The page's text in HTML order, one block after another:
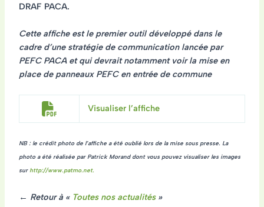
DRAF PACA.
Cette affiche est le premier outil développé dans le
cadre d’une stratégie de communication lancée par
PEFC PACA et qui devrait notamment voir la mise en
place de panneaux PEFC en entrée de commune
Visualiser l’affiche
NB : le crédit photo de l’affiche a été oublié lors de la mise sous presse. La
photo a été réalisée par Patrick Morand dont vous pouvez visualiser les images
surhttp://www.patmo.net.
← Retour à « Toutes nos actualités»